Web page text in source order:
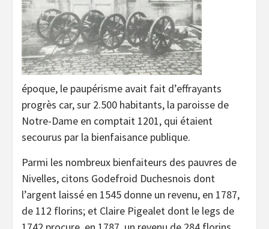
époque, le paupérisme avait fait d’effrayants
progrès car, sur 2.500 habitants, la paroisse de
Notre-Dame en comptait 1201, qui étaient
secourus par la bienfaisance publique.
Parmi les nombreux bienfaiteurs des pauvres de
Nivelles, citons Godefroid Duchesnois dont
l’argent laissé en 1545 donne un revenu, en 1787,
de 112 florins; et Claire Pigealet dont le legs de